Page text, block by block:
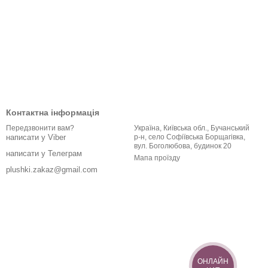
Контактна інформація
Передзвонити вам?
написати у Viber
написати у Телеграм
plushki.zakaz@gmail.com
Україна, Київська обл., Бучанський
р-н, село Софіївська Борщагівка,
вул. Боголюбова, будинок 20
Мапа проїзду
ОНЛАЙН